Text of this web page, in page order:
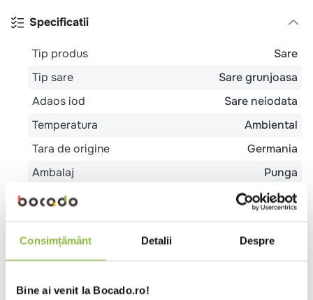
Consimțământ Detalii Despre
Bine ai venit la Bocado.ro!
Specificatii
Tip produs
Sare
Tip sare
Sare grunjoasa
Adaos iod
Sare neiodata
Temperatura
Ambiental
Tara de origine
Germania
Ambalaj
Punga
Tip
local
Bistro
Catering
Evenimente
Restaurant
de cazare - mic dejun
Vegetarian
Potrivit pentru